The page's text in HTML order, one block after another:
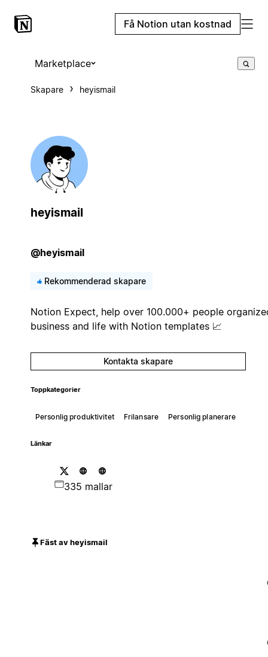
Få Notion utan kostnad
Marketplace
Skapare heyismail
heyismail
@heyismail
Rekommenderad skapare
Notion Expect, help over 100.000+ people
business and life with Notion templates 📈
Kontakta skapare
Toppkategorier
Personlig produktivitet Frilansare Personlig planerare
Länkar
335 mallar
Fäst av heyismail